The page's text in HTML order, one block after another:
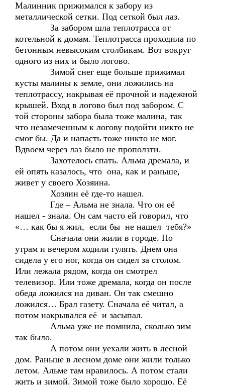
Малинник прижимался к забору из
металлической сетки. Под сеткой был лаз.
За забором шла теплотрасса от
котельной к домам. Теплотрасса проходила по
бетонным невысоким столбикам. Вот вокруг
одного из них и было логово.
Зимой снег еще больше прижимал
кусты малины к земле, они ложились на
теплотрассу, накрывая её прочной и надежной
крышей. Вход в логово был под забором. С
той стороны забора была тоже малина, так
что незамеченным к логову подойти никто не
смог бы. Да и напасть тоже никто не мог.
Вдвоем через лаз было не проползти.
Захотелось спать. Альма дремала, и
ей опять казалось, что она, как и раньше,
живет у своего Хозяина.
Хозяин её где-то нашел.
Где – Альма не знала. Что он её
нашел - знала. Он сам часто ей говорил, что
«… как бы я жил, если бы не нашел тебя?»
Сначала они жили в городе. По
утрам и вечером ходили гулять. Днем она
сидела у его ног, когда он сидел за столом.
Или лежала рядом, когда он смотрел
телевизор. Или тоже дремала, когда он после
обеда ложился на диван. Он так смешно
ложился… Брал газету. Сначала её читал, а
потом накрывался её и засыпал.
Альма уже не помнила, сколько зим
так было.
А потом они уехали жить в лесной
дом. Раньше в лесном доме они жили только
летом. Альме там нравилось. А потом стали
жить и зимой. Зимой тоже было хорошо. Её